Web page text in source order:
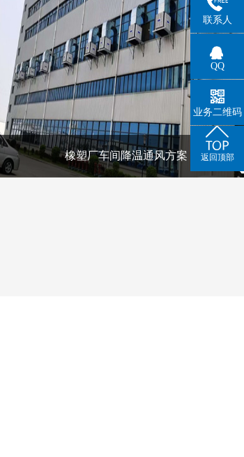
橡塑厂车间降温通风方案
联系人
QQ
业务二维码
返回顶部